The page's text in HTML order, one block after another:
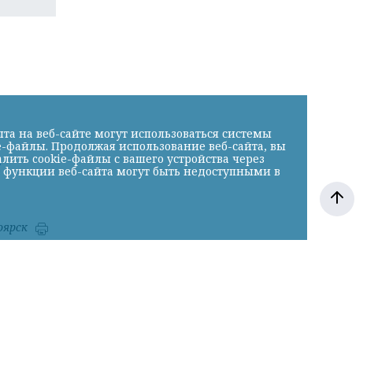
на веб-сайте могут использоваться системы
Продолжая использование веб-сайта, вы
cookie-файлы с вашего устройства через
веб-сайта могут быть недоступными в